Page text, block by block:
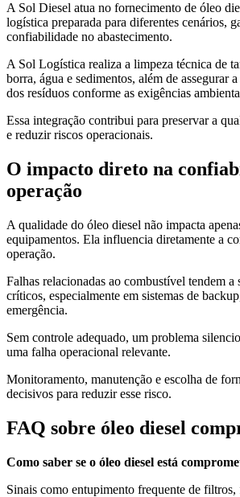
A Sol Diesel atua no fornecimento de óleo
logística preparada para diferentes cenários,
confiabilidade no abastecimento.
A Sol Logística realiza a limpeza técnica de
borra, água e sedimentos, além de assegurar
dos resíduos conforme as exigências
Essa integração contribui para preservar a
e reduzir riscos operacionais.
O impacto direto na
operação
A qualidade do óleo diesel não impacta
equipamentos. Ela influencia diretamente a
operação.
Falhas relacionadas ao combustível tendem a
críticos, especialmente em sistemas de
emergência.
Sem controle adequado, um problema
uma falha operacional relevante.
Monitoramento, manutenção e escolha de
decisivos para reduzir esse risco.
FAQ sobre óleo diesel
Como saber se o óleo diesel está
Sinais como entupimento frequente de filtros,